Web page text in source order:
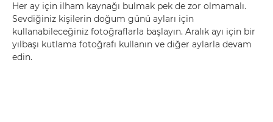
Her ay için ilham kaynağı bulmak pek de zor olmamalı.
Sevdiğiniz kişilerin doğum günü ayları için
kullanabileceğiniz fotoğraflarla başlayın. Aralık ayı için bir
yılbaşı kutlama fotoğrafı kullanın ve diğer aylarla devam
edin.